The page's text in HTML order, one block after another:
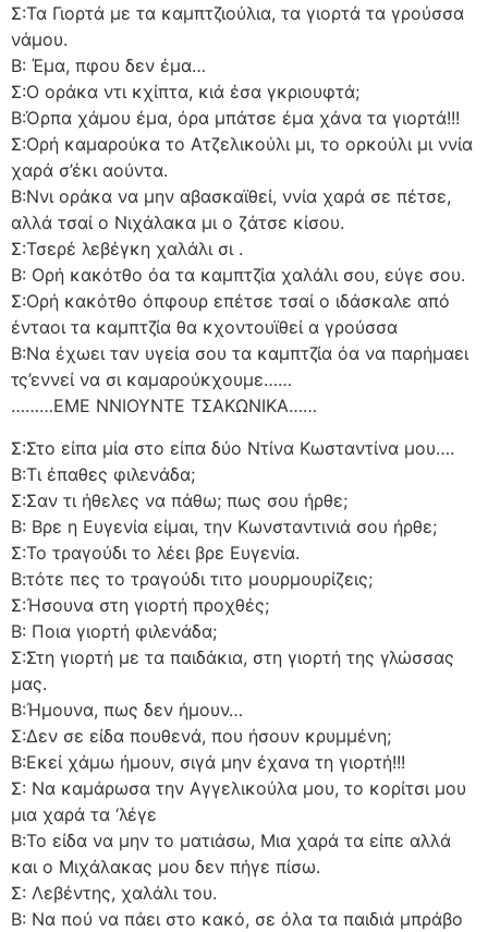
Σ:Τα Γιορτά με τα καμπτζιούλια, τα γιορτά τα γρούσσα
νάμου.
Β: Έμα, πφου δεν έμα…
Σ:Ο οράκα ντι κχίπτα, κιά έσα γκριουφτά;
Β:Όρπα χάμου έμα, όρα μπάτσε έμα χάνα τα γιορτά!!!
Σ:Ορή καμαρούκα το Ατζελικούλι μι, το ορκούλι μι ννία
χαρά σ’έκι αούντα.
Β:Ννι οράκα να μην αβασκαϊθεί, ννία χαρά σε πέτσε,
αλλά τσαί ο Νιχάλακα μι ο ζάτσε κίσου.
Σ:Τσερέ λεβέγκη χαλάλι σι .
Β: Ορή κακότθο όα τα καμπτζία χαλάλι σου, εύγε σου.
Σ:Ορή κακότθο όπφουρ επέτσε τσαί ο ιδάσκαλε από
ένταοι τα καμπτζία θα κχοντουϊθεί α γρούσσα
Β:Να έχωει ταν υγεία σου τα καμπτζία όα να παρήμαει
τς’εννεί να σι καμαρούκχουμε……
………ΕΜΕ ΝΝΙΟΥΝΤΕ ΤΣΑΚΩΝΙΚΑ……
Σ:Στο είπα μία στο είπα δύο Ντίνα Κωσταντίνα μου….
Β:Τι έπαθες φιλενάδα;
Σ:Σαν τι ήθελες να πάθω; πως σου ήρθε;
Β: Βρε η Ευγενία είμαι, την Κωνσταντινιά σου ήρθε;
Σ:Το τραγούδι το λέει βρε Ευγενία.
Β:τότε πες το τραγούδι τιτο μουρμουρίζεις;
Σ:Ήσουνα στη γιορτή προχθές;
Β: Ποια γιορτή φιλενάδα;
Σ:Στη γιορτή με τα παιδάκια, στη γιορτή της γλώσσας
μας.
Β:Ήμουνα, πως δεν ήμουν…
Σ:Δεν σε είδα πουθενά, που ήσουν κρυμμένη;
Β:Εκεί χάμω ήμουν, σιγά μην έχανα τη γιορτή!!!
Σ: Να καμάρωσα την Αγγελικούλα μου, το κορίτσι μου
μια χαρά τα ‘λέγε
Β:Το είδα να μην το ματιάσω, Μια χαρά τα είπε αλλά
και ο Μιχάλακας μου δεν πήγε πίσω.
Σ: Λεβέντης, χαλάλι του.
Β: Να πού να πάει στο κακό, σε όλα τα παιδιά μπράβο